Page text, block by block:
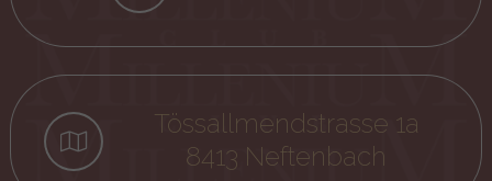
Tössallmendstrasse 1a
8413 Neftenbach